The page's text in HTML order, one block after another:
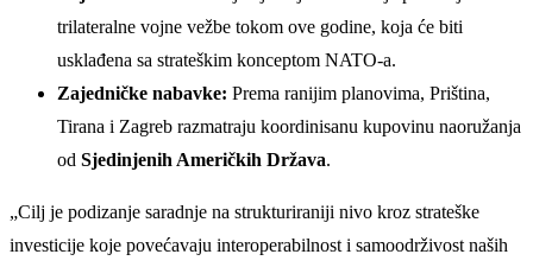
trilateralne vojne vežbe tokom ove godine, koja će biti
usklađena sa strateškim konceptom NATO-a.
Zajedničke nabavke: Prema ranijim planovima, Priština,
Tirana i Zagreb razmatraju koordinisanu kupovinu naoružanja
od Sjedinjenih Američkih Država.
„Cilj je podizanje saradnje na strukturiraniji nivo kroz strateške
investicije koje povećavaju interoperabilnost i samoodrživost naših